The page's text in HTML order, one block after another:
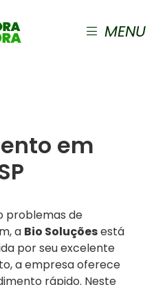
MENU
em
problemas de
a Bio Soluçõesestá
por seu excelente
a empresa oferece
rápido. Neste